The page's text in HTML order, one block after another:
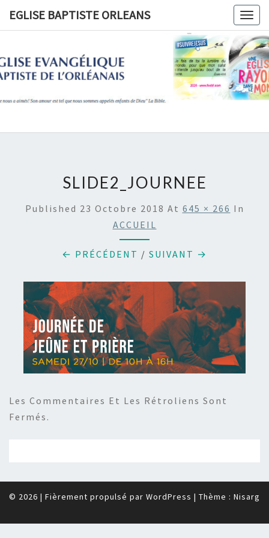
EGLISE BAPTISTE ORLEANS
EGLISE
ORLEANS
SLIDE2_JOURNEE
Published 23 Octobre 2018 At 645 × 266 In
ACCUEIL
← PRÉCÉDENT / SUIVANT →
Les Commentaires Et Les Rétroliens Sont
Fermés.
© 2026 | Fièrement propulsé par WordPress | Thème : Nisarg